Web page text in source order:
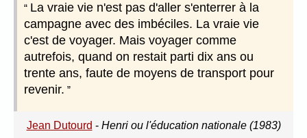
La vraie vie n'est pas d'aller s'enterrer à la
campagne avec des imbéciles. La vraie vie
c'est de voyager. Mais voyager comme
autrefois, quand on restait parti dix ans ou
trente ans, faute de moyens de transport pour
revenir.
Jean Dutourd - Henri ou l'éducation nationale (1983)